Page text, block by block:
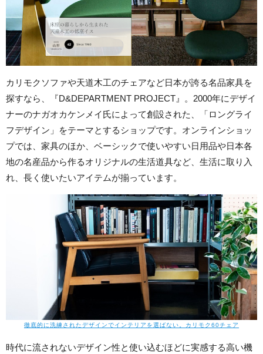
カリモクソファや天道木工のチェアなど日本が誇る名品家具を
探すなら、『D&DEPARTMENT PROJECT』。2000年にデザイ
ナーのナガオカケンメイ氏によって創設された、「ロングライ
フデザイン」をテーマとするショップです。オンラインショッ
プでは、家具のほか、ベーシックで使いやすい日用品や日本各
地の名産品から作るオリジナルの生活道具など、生活に取り入
れ、長く使いたいアイテムが揃っています。
徹底的に洗練されたデザインでインテリアを選ばない。カリモク60チェア
時代に流されないデザイン性と使い込むほどに実感する高い機